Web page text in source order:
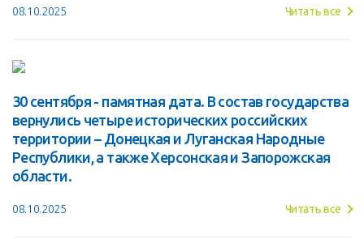
08.10.2025 Читать все
30 сентября - памятная дата. В состав государства
вернулись четыре исторических российских
территории – Донецкая и Луганская Народные
Республики, а также Херсонская и Запорожская
области.
08.10.2025 Читать все